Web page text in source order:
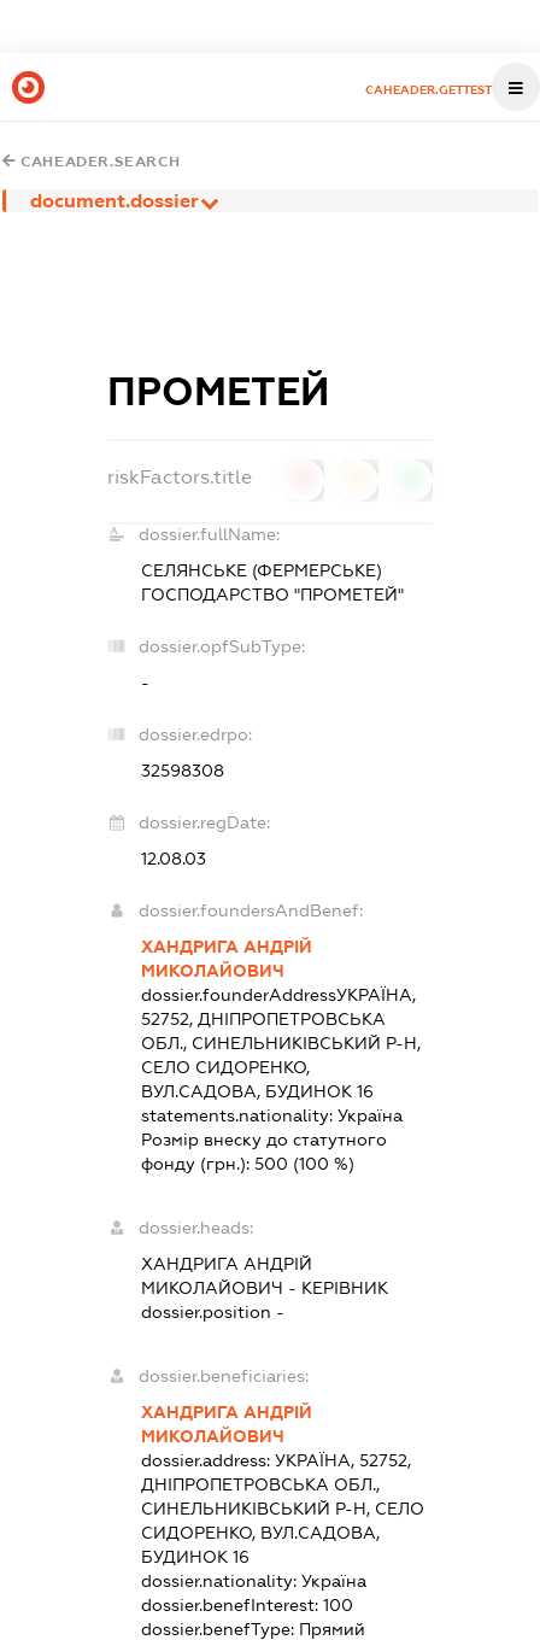
CAHEADER.GETTEST
CAHEADER.SEARCH
document.dossier
ПРОМЕТЕЙ
riskFactors.title
dossier.fullName:
СЕЛЯНСЬКЕ (ФЕРМЕРСЬКЕ)
ГОСПОДАРСТВО "ПРОМЕТЕЙ"
dossier.opfSubType:
-
dossier.edrpo:
32598308
dossier.regDate:
12.08.03
dossier.foundersAndBenef:
ХАНДРИГА АНДРІЙ
МИКОЛАЙОВИЧ
dossier.founderAddressУКРАЇНА,
52752, ДНІПРОПЕТРОВСЬКА
ОБЛ., СИНЕЛЬНИКІВСЬКИЙ Р-Н,
СЕЛО СИДОРЕНКО,
ВУЛ.САДОВА, БУДИНОК 16
statements.nationality:Україна
Розмір внеску до статутного
фонду (грн.):500 (100 %)
dossier.heads:
ХАНДРИГА АНДРІЙ
МИКОЛАЙОВИЧ - КЕРІВНИК
dossier.position -
dossier.beneficiaries:
ХАНДРИГА АНДРІЙ
МИКОЛАЙОВИЧ
dossier.address:УКРАЇНА, 52752,
ДНІПРОПЕТРОВСЬКА ОБЛ.,
СИНЕЛЬНИКІВСЬКИЙ Р-Н, СЕЛО
СИДОРЕНКО, ВУЛ.САДОВА,
БУДИНОК 16
dossier.nationality:Україна
dossier.benefInterest:100
dossier.benefType: Прямий